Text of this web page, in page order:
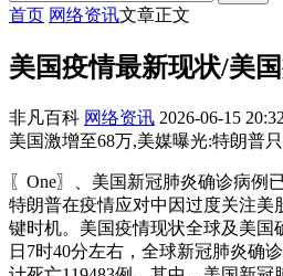
首页 网络资讯文章正文
美国疫情最新现状/美
非凡百科 网络资讯 2026-06-15
美国激增至68万,美媒曝光:特朗普
〖One〗、美国新冠肺炎确诊病例
特朗普在疫情应对中因过度关注美
键时机。美国疫情现状全球及美国
日7时40分左右，全球新冠肺炎确